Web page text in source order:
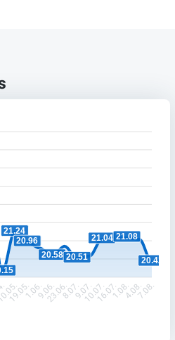
21.24
20.96
20.58 20.51
21.04 21.08
20.42
19.05.1.06.9.06.23.06.8.07.9.07.10.07.16.07.1.08.4.08.7.08.